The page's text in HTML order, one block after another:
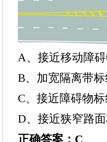
A、接近移动障
B、加宽隔离带标
C、接近障碍物标
D、接近狭窄路
正确答案：C